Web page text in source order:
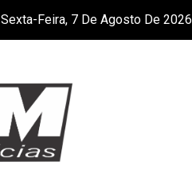
Sexta-Feira, 7 De Agosto De 2026